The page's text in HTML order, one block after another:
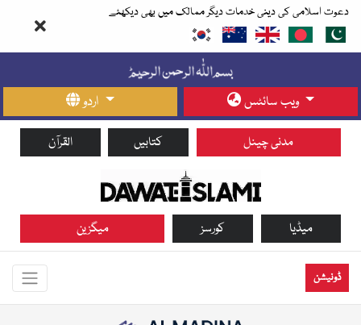
دعوت اسلامی کی دینی خدمات دیگر ممالک میں بھی دیکھئے
اردو ویب سائٹس
القرآن کتابیں مدنی چینل
میگزین کورسز میڈیا
ڈونیشن